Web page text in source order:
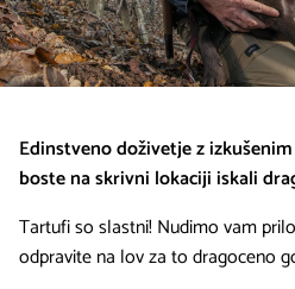
Edinstveno doživetje z
boste na skrivni lokaciji iskali
Tartufi so slastni! Nudimo vam
odpravite na lov za to dragoceno